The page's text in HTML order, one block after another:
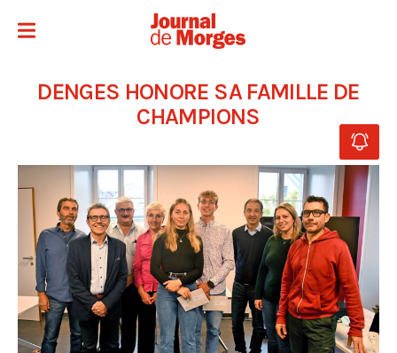
DENGES HONORE SA FAMILLE DE
CHAMPIONS